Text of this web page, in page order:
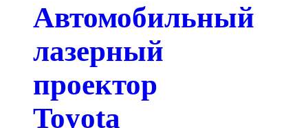
Автомобильный
лазерный
проектор
Toyota